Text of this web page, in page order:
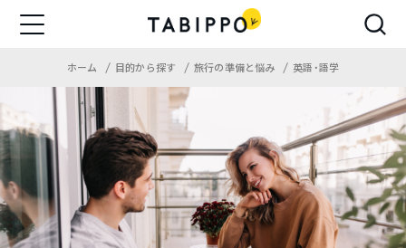
ホーム 目的から探す 旅行の準備と悩み 英語・語学